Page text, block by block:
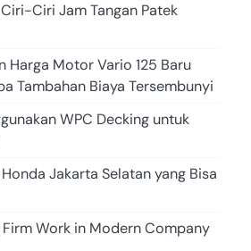
Ciri Jam Tangan Patek
Harga Motor Vario 125 Baru
Tambahan Biaya Tersembunyi
WPC Decking untuk
Jakarta Selatan yang Bisa
Work in Modern Company